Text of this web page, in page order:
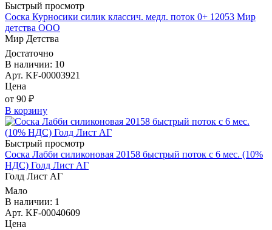
Быстрый просмотр
Соска Курносики силик классич. медл. поток 0+ 12053 Мир
детства ООО
Мир Детства
Достаточно
В наличии: 10
Арт. KF-00003921
Цена
от 90 ₽
В корзину
Быстрый просмотр
Соска Лабби силиконовая 20158 быстрый поток с 6 мес. (10%
НДС) Голд Лист АГ
Голд Лист АГ
Мало
В наличии: 1
Арт. KF-00040609
Цена